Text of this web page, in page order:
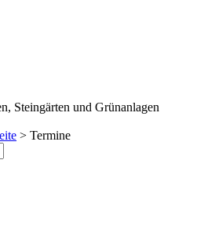
Steingärten und Grünanlagen
> Termine